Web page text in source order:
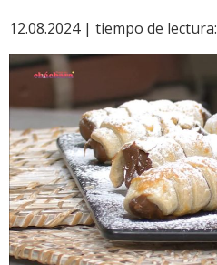
12.08.2024 | tiempo de lectura: